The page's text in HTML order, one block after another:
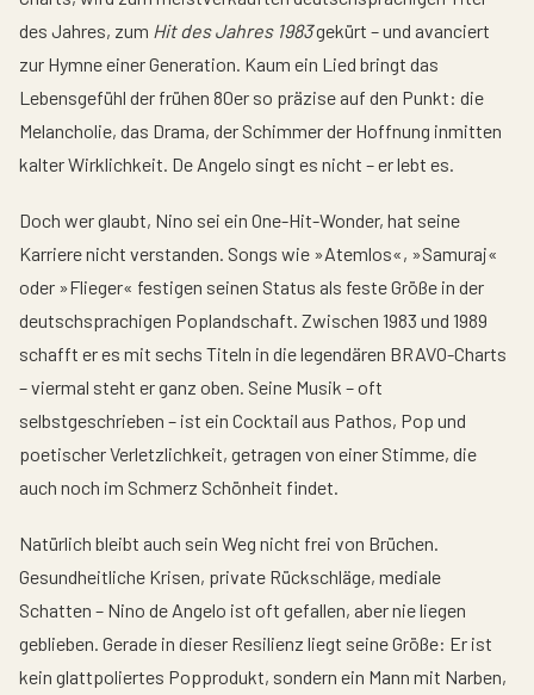
des Jahres, zum Hit des Jahres 1983gekürt – und avanciert
zur Hymne einer Generation. Kaum ein Lied bringt das
Lebensgefühl der frühen 80er so präzise auf den Punkt: die
Melancholie, das Drama, der Schimmer der Hoffnung inmitten
kalter Wirklichkeit. De Angelo singt es nicht – er lebt es.
Doch wer glaubt, Nino sei ein One-Hit-Wonder, hat seine
Karriere nicht verstanden. Songs wie »Atemlos«, »Samuraj«
oder »Flieger« festigen seinen Status als feste Größe in der
deutschsprachigen Poplandschaft. Zwischen 1983 und 1989
schafft er es mit sechs Titeln in die legendären BRAVO-Charts
– viermal steht er ganz oben. Seine Musik – oft
selbstgeschrieben – ist ein Cocktail aus Pathos, Pop und
poetischer Verletzlichkeit, getragen von einer Stimme, die
auch noch im Schmerz Schönheit findet.
Natürlich bleibt auch sein Weg nicht frei von Brüchen.
Gesundheitliche Krisen, private Rückschläge, mediale
Schatten – Nino de Angelo ist oft gefallen, aber nie liegen
geblieben. Gerade in dieser Resilienz liegt seine Größe: Er ist
kein glattpoliertes Popprodukt, sondern ein Mann mit Narben,